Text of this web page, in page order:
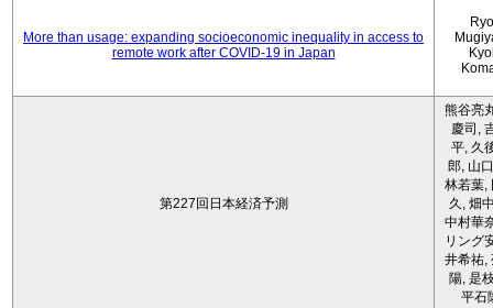
More than usage: expanding socioeconomic inequality in access to
remote work after COVID-19 in Japan
第227回日本経済予測
熊谷亮
慶司,
平, 久
郎, 山
林若葉,
久, 畑
中村華
リング
井希祐,
陽, 是
平石